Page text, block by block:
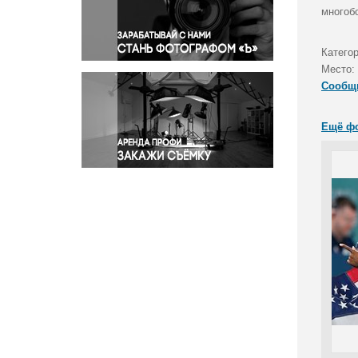
Правосудие
Происшествия и конфликты
Религия
Светская жизнь
Спорт
Экология
Экономика и бизнес
Место:
Ещё